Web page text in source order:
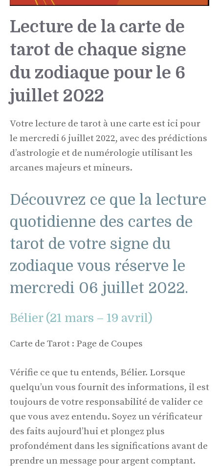
Lecture de la carte de
tarot de chaque signe
du zodiaque pour le 6
juillet 2022
Votre lecture de tarot à une carte est ici pour
le mercredi 6 juillet 2022, avec des prédictions
d’astrologie et de numérologie utilisant les
arcanes majeurs et mineurs.
Découvrez ce que la lecture
quotidienne des cartes de
tarot de votre signe du
zodiaque vous réserve le
mercredi 06 juillet 2022.
Bélier (21 mars – 19 avril)
Carte de Tarot : Page de Coupes
Vérifie ce que tu entends, Bélier. Lorsque
quelqu’un vous fournit des informations, il est
toujours de votre responsabilité de valider ce
que vous avez entendu. Soyez un vérificateur
des faits aujourd’hui et plongez plus
profondément dans les significations avant de
prendre un message pour argent comptant.